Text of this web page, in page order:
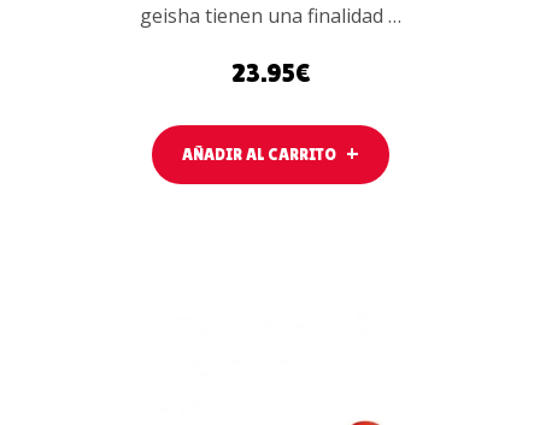
geisha tienen una finalidad …
23.95€
AÑADIR AL CARRITO